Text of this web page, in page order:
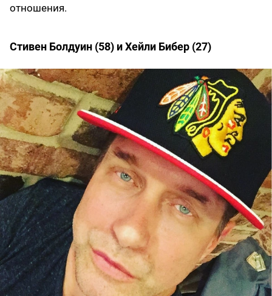
отношения.
Стивен Болдуин (58) и Хейли Бибер (27)